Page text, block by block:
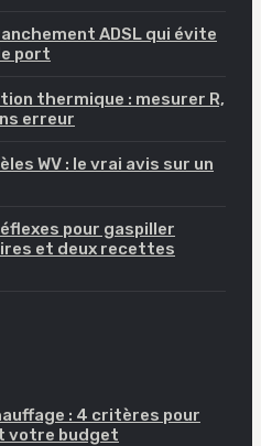
ADSL qui évite
port
thermique : mesurer R,
erreur
WV : le vrai avis sur un
pour gaspiller
et deux recettes
: 4 critères pour
votre budget